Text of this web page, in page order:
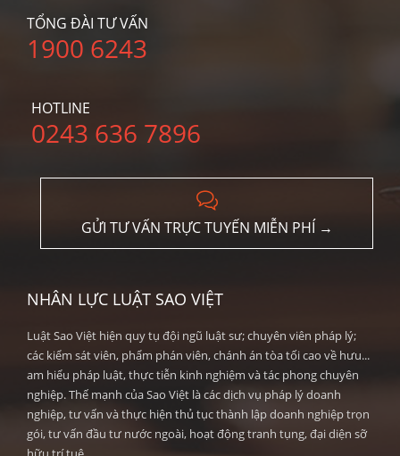
TỔNG ĐÀI TƯ VẤN
1900 6243
HOTLINE
0243 636 7896

GỬI TƯ VẤN TRỰC TUYẾN MIỄN PHÍ →
NHÂN LỰC LUẬT SAO VIỆT
Luật Sao Việt hiện quy tụ đội ngũ luật sư; chuyên viên pháp lý;
các kiểm sát viên, phẩm phán viên, chánh án tòa tối cao về hưu...
am hiểu pháp luật, thực tiễn kinh nghiệm và tác phong chuyên
nghiệp. Thế mạnh của Sao Việt là các dịch vụ pháp lý doanh
nghiệp, tư vấn và thực hiện thủ tục thành lập doanh nghiệp trọn
gói, tư vấn đầu tư nước ngoài, hoạt động tranh tụng, đại diện sỡ